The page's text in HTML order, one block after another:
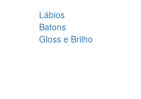
Lábios
Batons
Gloss e Brilho